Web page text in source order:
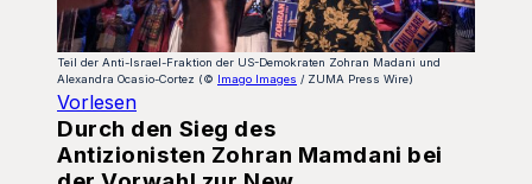
Teil der Anti-Israel-Fraktion der US-Demokraten Zohran Madani und
Alexandra Ocasio-Cortez (© Imago Images / ZUMA Press Wire)
Vorlesen
Durch den Sieg des
Antizionisten Zohran Mamdani bei